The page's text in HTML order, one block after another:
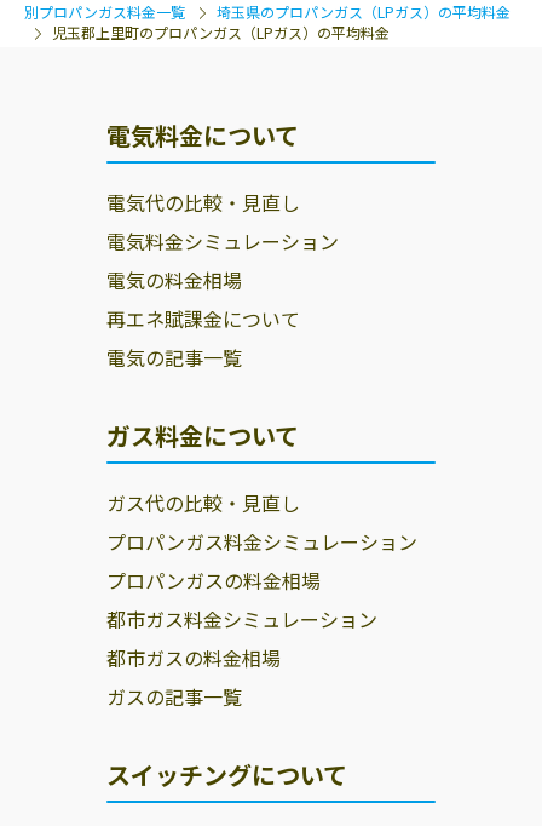
別プロパンガス料金一覧
埼玉県のプロパンガス（LPガス）の平均料金
児玉郡上里町のプロパンガス（LPガス）の平均料金
電気料金について
電気代の比較・見直し
電気料金シミュレーション
電気の料金相場
再エネ賦課金について
電気の記事一覧
ガス料金について
ガス代の比較・見直し
プロパンガス料金シミュレーション
プロパンガスの料金相場
都市ガス料金シミュレーション
都市ガスの料金相場
ガスの記事一覧
スイッチングについて